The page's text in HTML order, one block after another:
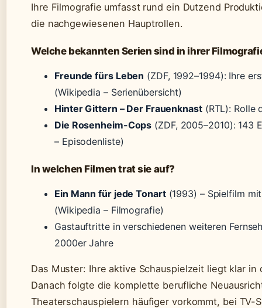
Ihre Filmografie umfasst rund ein Dutzend
die nachgewiesenen Hauptrollen.
Welche bekannten Serien sind in ihrer
Freunde fürs Leben (ZDF, 1992–1994): Ihre
(Wikipedia – Serienübersicht)
Hinter Gittern – Der Frauenknast(RTL): Rolle
Die Rosenheim-Cops (ZDF, 2005–2010): 143
– Episodenliste)
In welchen Filmen trat sie auf?
Ein Mann für jede Tonart(1993) – Spielfilm
(Wikipedia – Filmografie)
Gastauftritte in verschiedenen weiteren
2000er Jahre
Das Muster: Ihre aktive Schauspielzeit liegt klar in
Danach folgte die komplette berufliche
Theaterschauspielern häufiger vorkommt, bei TV-